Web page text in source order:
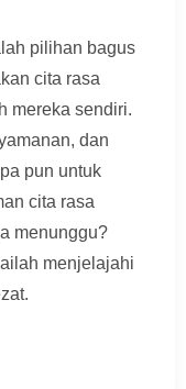
pilihan bagus
cita rasa
mereka sendiri.
dan
pun untuk
cita rasa
menunggu?
menjelajahi